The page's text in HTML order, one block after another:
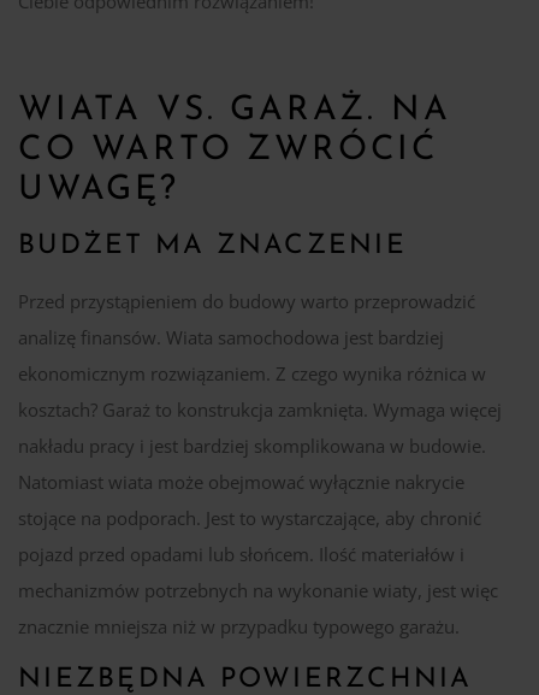
WIATA VS. GARAŻ. NA
CO WARTO ZWRÓCIĆ
UWAGĘ?
BUDŻET MA ZNACZENIE
Przed przystąpieniem do budowy warto przeprowadzić
analizę finansów. Wiata samochodowa jest bardziej
ekonomicznym rozwiązaniem. Z czego wynika różnica w
kosztach? Garaż to konstrukcja zamknięta. Wymaga więcej
nakładu pracy i jest bardziej skomplikowana w budowie.
Natomiast wiata może obejmować wyłącznie nakrycie
stojące na podporach. Jest to wystarczające, aby chronić
pojazd przed opadami lub słońcem. Ilość materiałów i
mechanizmów potrzebnych na wykonanie wiaty, jest więc
znacznie mniejsza niż w przypadku typowego garażu.
NIEZBĘDNA POWIERZCHNIA